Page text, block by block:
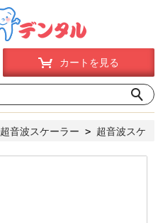
カートを見る
超音波スケーラー > 超音波スケ